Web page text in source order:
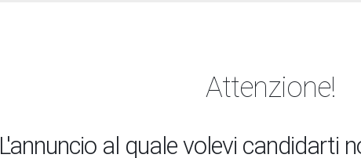
Attenzione!
L'annuncio al quale volevi candidarti